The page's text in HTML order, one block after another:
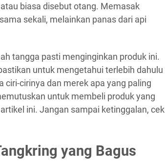
biasa disebut otang. Memasak
sekali, melainkan panas dari api
tangga pasti menginginkan produk ini.
untuk mengetahui terlebih dahulu
ciri-cirinya dan merek apa yang paling
untuk membeli produk yang
ini. Jangan sampai ketinggalan, cek
yang Bagus